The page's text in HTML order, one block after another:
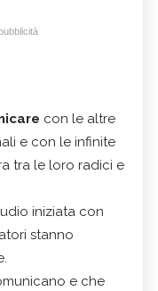
con le altre
e con le infinite
tra le loro radici e
iniziata con
stanno
e che